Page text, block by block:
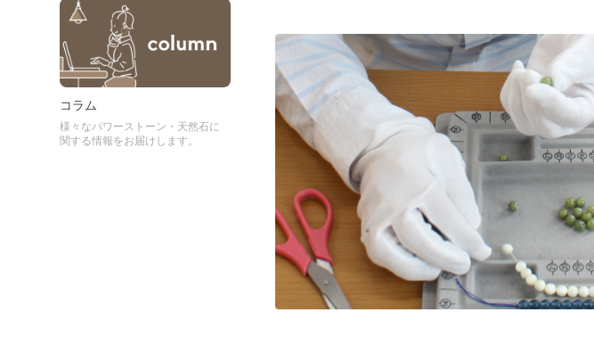
コラム
様々なパワーストーン・天然石に
関する情報をお届けします。